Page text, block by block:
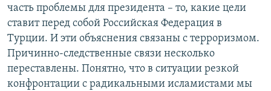
часть проблемы для президента – то, какие цели
ставит перед собой Российская Федерация в
Турции. И эти объяснения связаны с терроризмом.
Причинно-следственные связи несколько
переставлены. Понятно, что в ситуации резкой
конфронтации с радикальными исламистами мы